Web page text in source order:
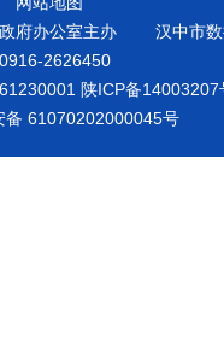
府办公室主办
汉中市
2626450
陕ICP备14003207
备 61070202000045号